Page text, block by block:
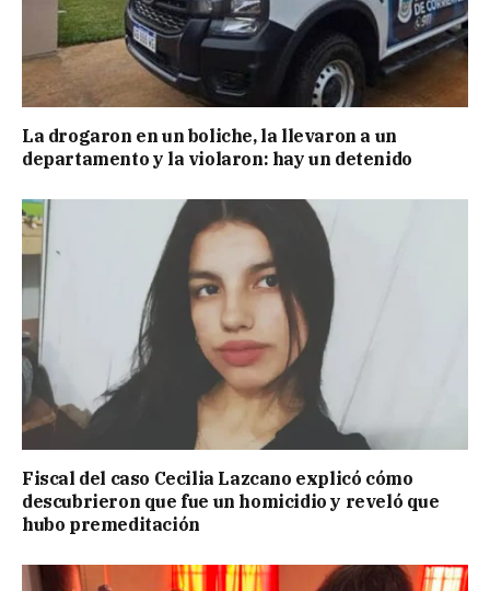
La drogaron en un boliche, la llevaron a un
departamento y la violaron: hay un detenido
Fiscal del caso Cecilia Lazcano explicó cómo
descubrieron que fue un homicidio y reveló que
hubo premeditación